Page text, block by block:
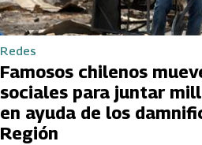
Redes
Famosos chilenos
sociales para juntar
en ayuda de los
Región